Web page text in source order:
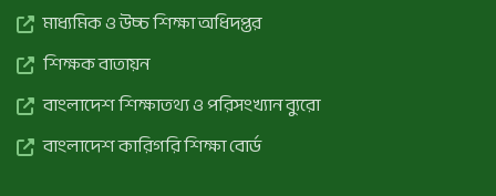
মাধ্যমিক ও উচ্চ শিক্ষা অধিদপ্তর
শিক্ষক বাতায়ন
বাংলাদেশ শিক্ষাতথ্য ও পরিসংখ্যান ব্যুরো
বাংলাদেশ কারিগরি শিক্ষা বোর্ড